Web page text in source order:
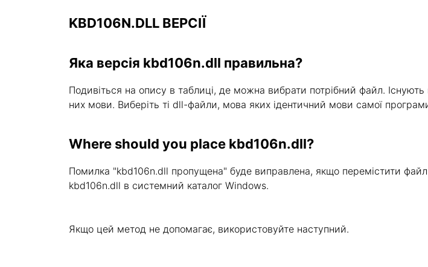
KBD106N.DLL ВЕРСІЇ
Яка версія kbd106n.dll правильна?
Подивіться на опису в таблиці, де можна вибрати потрібний файл. Існують
них мови. Виберіть ті dll-файли, мова яких ідентичний мови самої
Where should you place kbd106n.dll?
Помилка "kbd106n.dll пропущена" буде виправлена, якщо перемістити
kbd106n.dll в системний каталог Windows.
Якщо цей метод не допомагає, використовуйте наступний.